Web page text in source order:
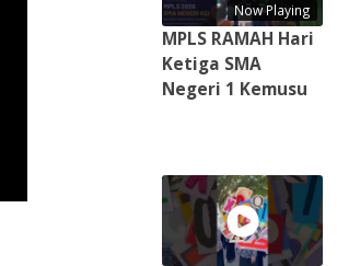
Now Playing
MPLS RAMAH Hari
Ketiga SMA
Negeri 1 Kemusu